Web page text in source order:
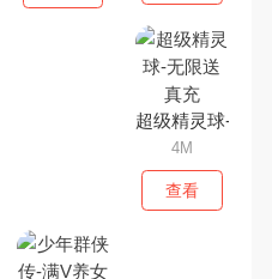
超级精灵球-无
4M
查看